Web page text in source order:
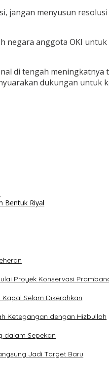
jangan menyusun
anggota OKI
di tengah
dukungan
Bentuk Riyal
Proyek Konservasi
Selam Dikerahkan
Ketegangan dengan Hizbullah
dalam Sepekan
Jadi Target Baru